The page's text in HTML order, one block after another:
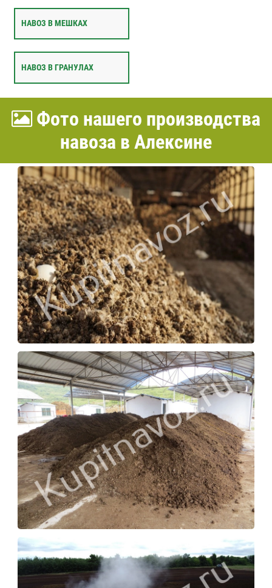
НАВОЗ В МЕШКАХ
НАВОЗ В ГРАНУЛАХ
Фото нашего производства
навоза в Алексине